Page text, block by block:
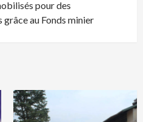
pour des
au Fonds minier